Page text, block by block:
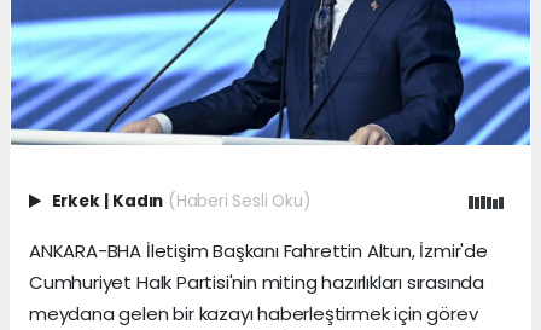
Erkek | Kadın (Haberi Sesli Oku)
ANKARA-BHA İletişim Başkanı Fahrettin Altun, İzmir'de
Cumhuriyet Halk Partisi'nin miting hazırlıkları sırasında
meydana gelen bir kazayı haberleştirmek için görev